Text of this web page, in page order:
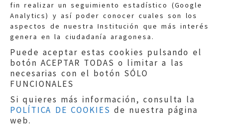
fin realizar un seguimiento estadístico (Google
Analytics) y así poder conocer cuales son los
aspectos de nuestra Institución que más interés
genera en la ciudadanía aragonesa.
Puede aceptar estas cookies pulsando el
botón ACEPTAR TODAS o limitar a las
necesarias con el botón SÓLO
FUNCIONALES
Si quieres más información, consulta la
POLÍTICA DE COOKIES de nuestra página
web.
Información general:
informacion@eljusticiadearagon.es
Teléfonos:900 210 210/
Aviso legal|Política de privacidad|
Protección de Datos